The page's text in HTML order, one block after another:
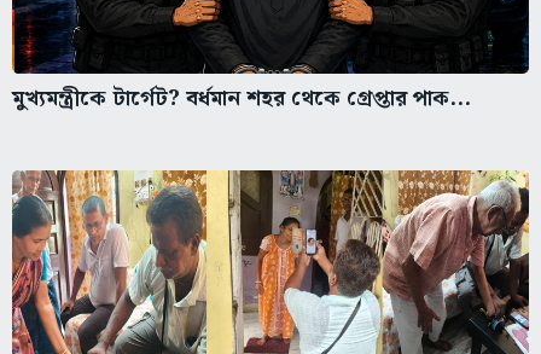
মুখ্যমন্ত্রীকে টার্গেট? বর্ধমান শহর থেকে গ্রেপ্তার পাক...